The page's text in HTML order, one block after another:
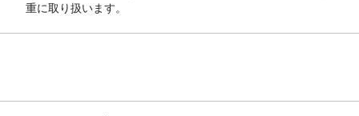
重に取り扱います。